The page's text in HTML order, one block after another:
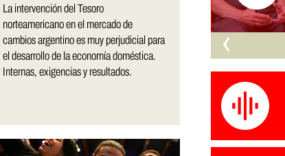
La intervención del Tesoro
norteamericano en el mercado de
cambios argentino es muy perjudicial para
el desarrollo de la economía doméstica.
Internas, exigencias y resultados.
paganas
‹